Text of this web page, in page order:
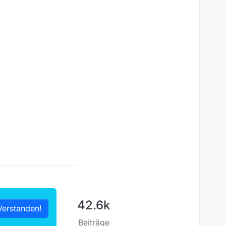
42.6k
Beiträge